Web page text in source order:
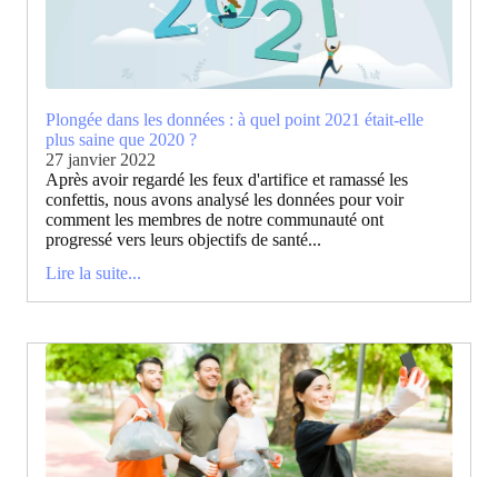
Plongée dans les données : à quel point 2021 était-elle
plus saine que 2020 ?
27 janvier 2022
Après avoir regardé les feux d'artifice et ramassé les
confettis, nous avons analysé les données pour voir
comment les membres de notre communauté ont
progressé vers leurs objectifs de santé...
Lire la suite...